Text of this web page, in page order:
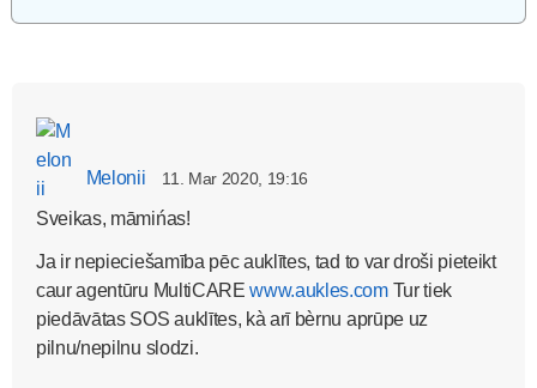
Melonii 11. Mar 2020, 19:16
Sveikas, māmińas!
Ja ir nepieciešamība pēc auklītes, tad to var droši pieteikt
caur agentūru MultiCAREwww.aukles.comTur tiek
piedāvātas SOS auklītes, kà arī bèrnu aprūpe uz
pilnu/nepilnu slodzi.